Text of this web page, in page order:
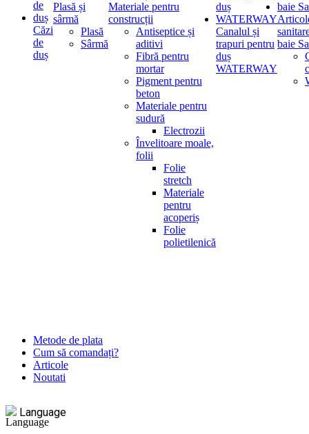
Căzi
de
duș
Plasă și
sârmă
Plasă
Sârmă
Materiale pentru
construcții
Antiseptice și
aditivi
Fibră pentru
mortar
Pigment pentru
beton
Materiale pentru
sudură
Electrozii
Învelitoare moale,
folii
Folie
stretch
Materiale
pentru
acoperiș
Folie
polietilenică
Canalul și
trapuri pentru
duș
WATERWAY
baie
Metode de plata
Cum să comandați?
Articole
Noutati
Language